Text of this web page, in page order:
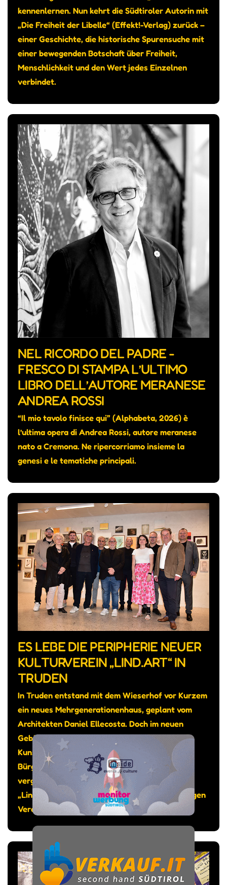
kennenlernen. Nun kehrt die Südtiroler Autorin mit
„Die Freiheit der Libelle“ (Effekt!-Verlag) zurück –
einer Geschichte, die historische Spurensuche mit
einer bewegenden Botschaft über Freiheit,
Menschlichkeit und den Wert jedes Einzelnen
verbindet.
NEL RICORDO DEL PADRE -
FRESCO DI STAMPA L’ULTIMO
LIBRO DELL’AUTORE MERANESE
ANDREA ROSSI
“Il mio tavolo finisce qui” (Alphabeta, 2026) è
l’ultima opera di Andrea Rossi, autore meranese
nato a Cremona. Ne ripercorriamo insieme la
genesi e le tematiche principali.
ES LEBE DIE PERIPHERIE NEUER
KULTURVEREIN „LIND.ART“ IN
TRUDEN
In Truden entstand mit dem Wieserhof vor Kurzem
ein neues Mehrgenerationenhaus, geplant vom
Architekten Daniel Ellecosta. Doch im neuen
Gebäude sollte auch genügend Platz sein für
Kunst und Kultur, so das Anliegen von
Bürgermeister Michael Epp. Gesagt getan: Am
vergangenen 12. Juni wurde der Kunstraum
„Lind.Art“ eingeweiht, bespielt vom gleichnamigen
Verein.